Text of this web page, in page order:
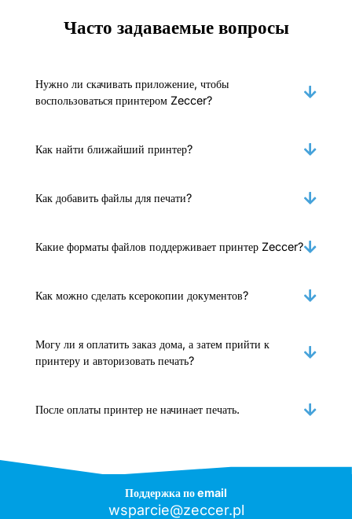
Часто задаваемые вопросы
Нужно ли скачивать приложение, чтобы
воспользоваться принтером Zeccer?
Как найти ближайший принтер?
Как добавить файлы для печати?
Какие форматы файлов поддерживает принтер Zeccer?
Как можно сделать ксерокопии документов?
Могу ли я оплатить заказ дома, а затем прийти к
принтеру и авторизовать печать?
После оплаты принтер не начинает печать.
Поддержка по email
wsparcie@zeccer.pl